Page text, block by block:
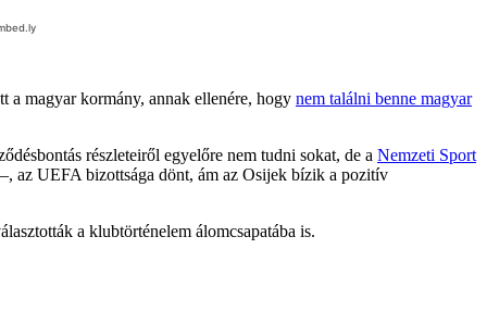
a magyar kormány, annak ellenére, hogy nem találni benne magyar
részleteiről egyelőre nem tudni sokat, de a Nemzeti Sport
az UEFA bizottsága dönt, ám az Osijek bízik a pozitív
a klubtörténelem álomcsapatába is.